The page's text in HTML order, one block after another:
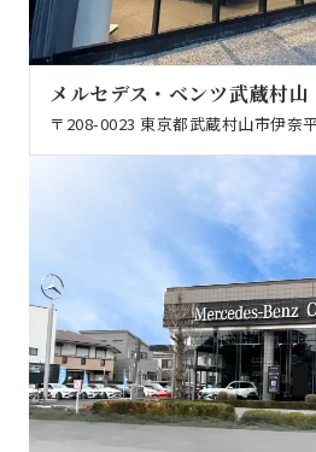
メルセデス・ベンツ武蔵村山
〒208-0023 東京都武蔵村山市伊奈